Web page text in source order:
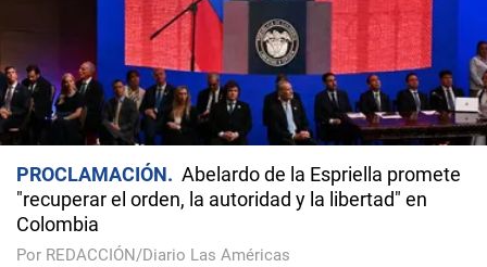
PROCLAMACIÓN
Abelardo de la Espriella promete
"recuperar el orden, la autoridad y la libertad" en
Colombia
Por REDACCIÓN/Diario Las Américas